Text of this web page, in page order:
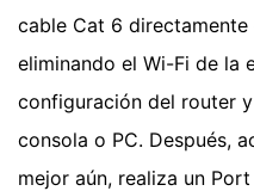
cable Cat 6
eliminando el Wi-Fi de la
configuración del router
consola o PC. Después,
mejor aún, realiza un